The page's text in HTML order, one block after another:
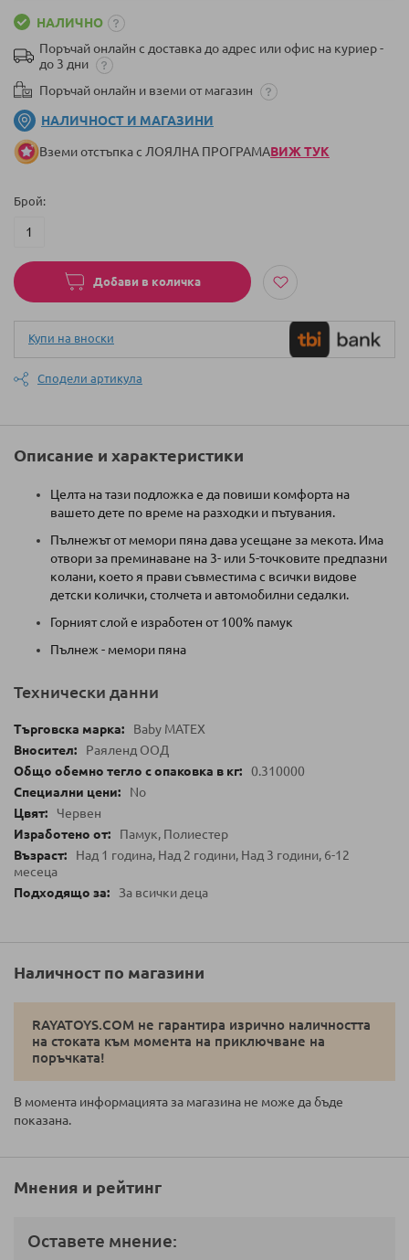
НАЛИЧНО
Поръчай онлайн с доставка до адрес или офис на куриер -
до 3 дни
Поръчай онлайн и вземи от магазин
НАЛИЧНОСТ И МАГАЗИНИ
Вземи отстъпка с ЛОЯЛНА ПРОГРАМАВИЖ ТУК
Брой
Добави в количка
Купи на вноски
Сподели артикула
Описание и характеристики
Целта на тази подложка е да повиши комфорта на
вашето дете по време на разходки и пътувания.
Пълнежът от мемори пяна дава усещане за мекота. Има
отвори за преминаване на 3- или 5-точковите предпазни
колани, което я прави съвместима с всички видове
детски колички, столчета и автомобилни седалки.
Горният слой е изработен от 100% памук
Пълнеж - мемори пяна
Технически данни
Baby MATEX
Раяленд ООД
0.310000
No
Червен
Памук, Полиестер
Над 1 година, Над 2 години, Над 3 години, 6-12
месеца
За всички деца
Наличност по магазини
RAYATOYS.COM не гарантира изрично наличността
на стоката към момента на приключване на
поръчката!
В момента информацията за магазина не може да бъде
показана.
Мнения и рейтинг
Оставете мнение: